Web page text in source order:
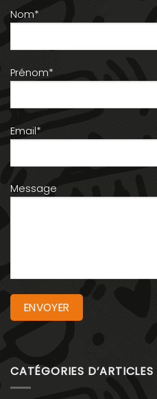
Nom*
Prénom*
Email*
Message
CATÉGORIES D’ARTICLES